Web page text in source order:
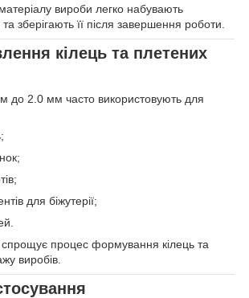
вироби легко набувають
зберігають її після завершення роботи.
кілець та плетених
до 2.0 мм часто використовують для
для біжутерії;
процес формування кілець та
виробів.